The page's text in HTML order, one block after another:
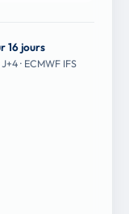
16 jours
· ECMWF IFS